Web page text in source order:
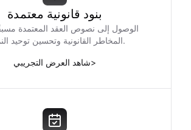
بنود قانونية معتمدة
الوصول إلى نصوص العقد المعتمدة
المخاطر القانونية وتحسين توحيد النماذج.
شاهد العرض التجريبي>